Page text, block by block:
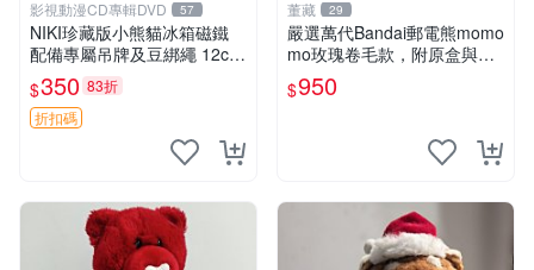
影視動漫CD專輯DVD 57
NIKI珍藏版小熊貓冰箱磁鐵
配備專屬吊牌及豆綁繩 12cm
廢品嚴選 好評推薦 小熊貓冰
箱貼 磁鐵掛件 冰箱飾品
$350 83折
折扣碼
董藏 29
嚴選萬代Bandai郵電熊momo
mo玫瑰卷毛款，附原盒與吊
牌，粉嫩可愛入手即柔軟～
玫瑰卷毛 郵電熊 正品
$950